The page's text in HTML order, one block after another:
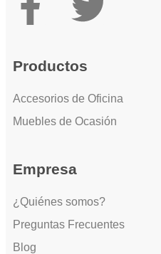
Productos
Accesorios de Oficina
Muebles de Ocasión
Empresa
¿Quiénes somos?
Preguntas Frecuentes
Blog